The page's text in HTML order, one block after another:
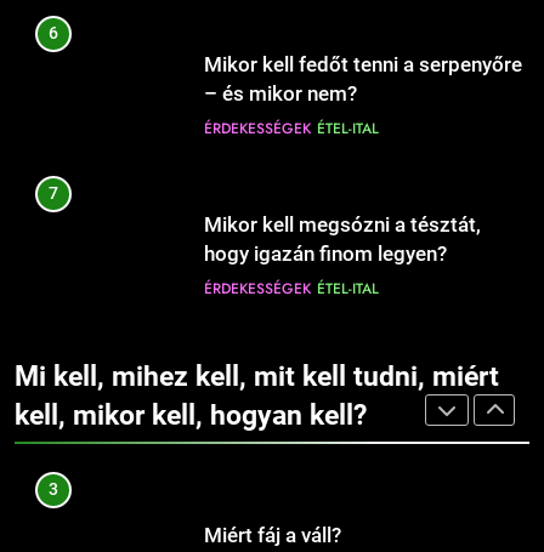
11
Hogyan védjük meg otthonunkat
az ágyi poloskáktól?
12
Hová illik húzni a karikagyűrűt:
jobb vagy bal kézre?
CSALÁD-GYEREK-KAPCSOLATOK
13
Fogszabályzó: mikor érdemes
elkezdeni a kezelést
6
Mikor kell fedőt tenni a serpenyőre
– és mikor nem?
ÉRDEKESSÉGEK ÉTEL-ITAL
7
Mikor kell megsózni a tésztát,
hogy igazán finom legyen?
ÉRDEKESSÉGEK ÉTEL-ITAL
Mikor kell a tésztát leszűrni, hogy
ne főjön túl?
ÉRDEKESSÉGEK ÉTEL-ITAL
9
Mikor kell a húst pihentetni sütés
Mi kell, mihez kell, mit kell tudni, miért
kell, mikor kell, hogyan kell?
Mit jelent a magas vérnyomás?
EGÉSZSÉG ÉRDEKESSÉGEK
Mit jelent az alacsony vas?
EGÉSZSÉG ÉRDEKESSÉGEK
Miért fáj a váll?
EGÉSZSÉG ÉRDEKESSÉGEK
4
Mit jelent az alacsony vérnyomás?